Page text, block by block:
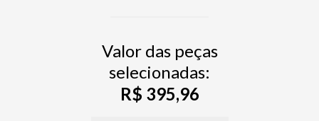
Valor das peças
selecionadas:
R$ 395,96